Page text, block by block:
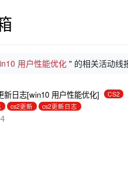
用户性能优化 " 的相关活动线
新日志[win10 用户性能优化]
CS2
cs2更新 cs2更新日志